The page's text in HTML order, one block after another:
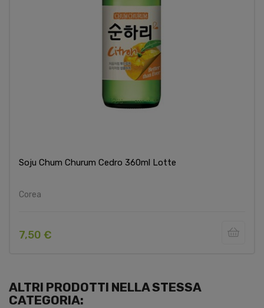
Soju Chum Churum Cedro 360ml Lotte
Corea
7,50 €
ALTRI PRODOTTI NELLA STESSA
CATEGORIA: